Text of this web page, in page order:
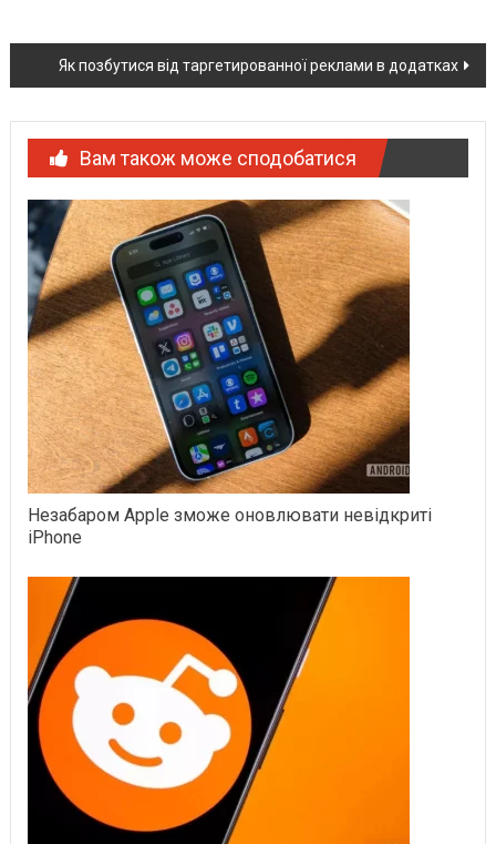
PostЯк позбутися від таргетированної реклами в додатках
Вам також може сподобатися
Незабаром Apple зможе оновлювати невідкриті
iPhone